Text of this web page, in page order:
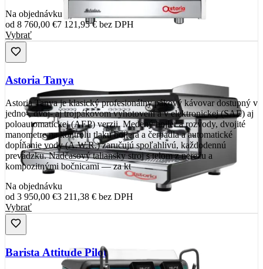
Na objednávku
od 8 760,00 €7 121,95 € bez DPH
Vybrať
Astoria Tanya
Astoria Tanya je klasický profesionálny pákový kávovar dostupný v
jedno-, dvoj- aj trojpákovom vyhotovení a v elektronickej (SAE) aj
poloautomatickej (AEP) verzii. Medený bojler a rozvody, dvojité
manometre na kontrolu tlaku bojlera a čerpadla a automatické
dopĺňanie vody (A.W.R.) zaručujú spoľahlivú, každodennú
prevádzku. Nadčasový taliansky stroj s telom z nerezu a
kompozitnými bočnicami — za kt
Na objednávku
od 3 950,00 €3 211,38 € bez DPH
Vybrať
Barista Attitude Pilot